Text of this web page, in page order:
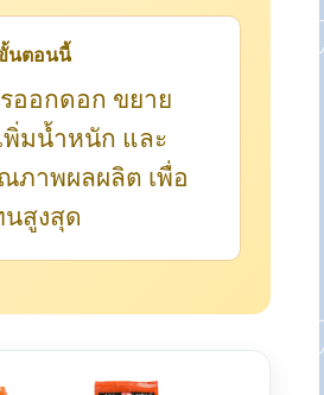
นตอนนี้
ออกดอก ขยาย
พิ่มน้ำหนัก และ
ภาพผลผลิต เพื่อ
สูงสุด